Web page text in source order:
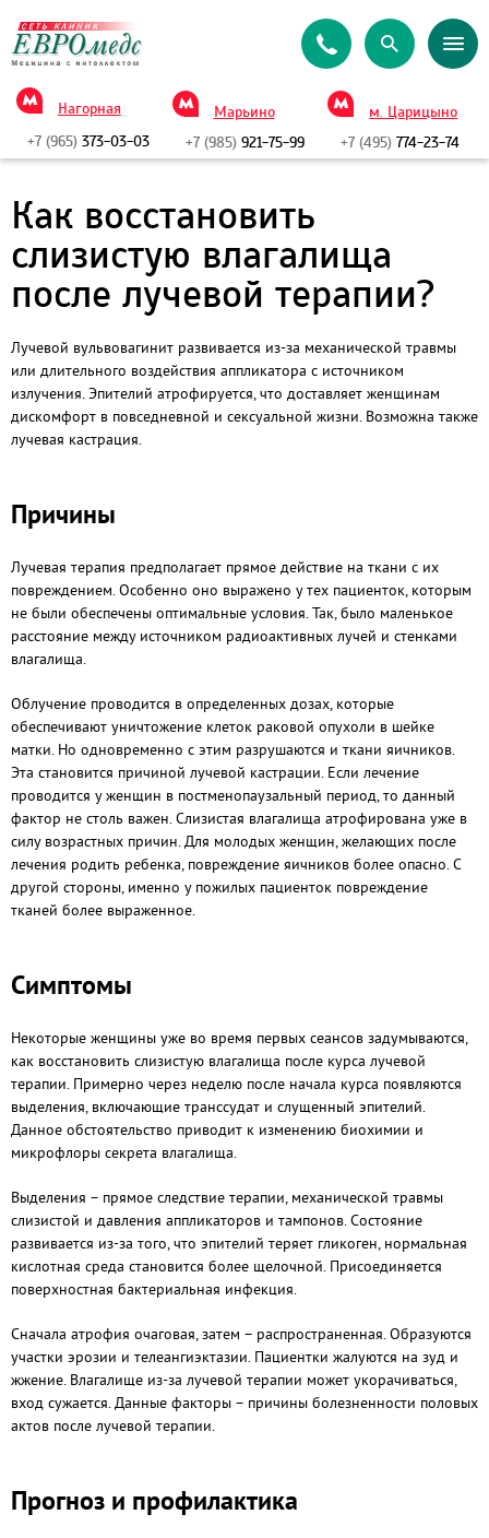
Нагорная
+7 (965) 373-03-03
Марьино
+7 (985)921-75-99
м. Царицыно
+7 (495) 774-23-74
Как восстановить
слизистую влагалища
после лучевой терапии?
Лучевой вульвовагинит развивается из-за механической травмы
или длительного воздействия аппликатора с источником
излучения. Эпителий атрофируется, что доставляет женщинам
дискомфорт в повседневной и сексуальной жизни. Возможна также
лучевая кастрация.
Причины
Лучевая терапия предполагает прямое действие на ткани с их
повреждением. Особенно оно выражено у тех пациенток, которым
не были обеспечены оптимальные условия. Так, было маленькое
расстояние между источником радиоактивных лучей и стенками
влагалища.
Облучение проводится в определенных дозах, которые
обеспечивают уничтожение клеток раковой опухоли в шейке
матки. Но одновременно с этим разрушаются и ткани яичников.
Эта становится причиной лучевой кастрации. Если лечение
проводится у женщин в постменопаузальный период, то данный
фактор не столь важен. Слизистая влагалища атрофирована уже в
силу возрастных причин. Для молодых женщин, желающих после
лечения родить ребенка, повреждение яичников более опасно. С
другой стороны, именно у пожилых пациенток повреждение
тканей более выраженное.
Симптомы
Некоторые женщины уже во время первых сеансов задумываются,
как восстановить слизистую влагалища после курса лучевой
терапии. Примерно через неделю после начала курса появляются
выделения, включающие транссудат и слущенный эпителий.
Данное обстоятельство приводит к изменению биохимии и
микрофлоры секрета влагалища.
Выделения – прямое следствие терапии, механической травмы
слизистой и давления аппликаторов и тампонов. Состояние
развивается из-за того, что эпителий теряет гликоген, нормальная
кислотная среда становится более щелочной. Присоединяется
поверхностная бактериальная инфекция.
Сначала атрофия очаговая, затем – распространенная. Образуются
участки эрозии и телеангиэктазии. Пациентки жалуются на зуд и
жжение. Влагалище из-за лучевой терапии может укорачиваться,
вход сужается. Данные факторы – причины болезненности половых
актов после лучевой терапии.
Прогноз и профилактика